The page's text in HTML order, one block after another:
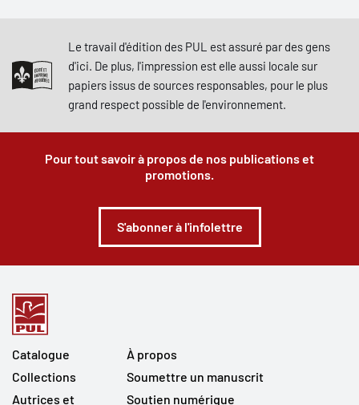
Le travail d'édition des PUL est assuré par des gens
d'ici. De plus, l'impression est elle aussi locale sur
papiers issus de sources responsables, pour le plus
grand respect possible de l'environnement.
Pour tout savoir à propos de nos publications et
promotions.
S'abonner à l'infolettre
Catalogue
Collections
Autrices et
À propos
Soumettre un manuscrit
Soutien numérique